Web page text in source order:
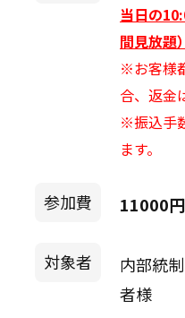
当日の
間見放題
※お客様
合、返金
※振込手
ます。
参加費 11000円
対象者
内部統
者様